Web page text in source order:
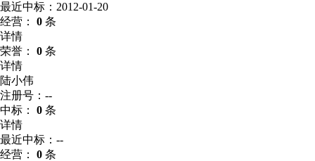
最近中标：2012-01-20
经营： 0 条
详情
荣誉： 0 条
详情
陆小伟
注册号：--
中标： 0 条
详情
最近中标：--
经营： 0 条